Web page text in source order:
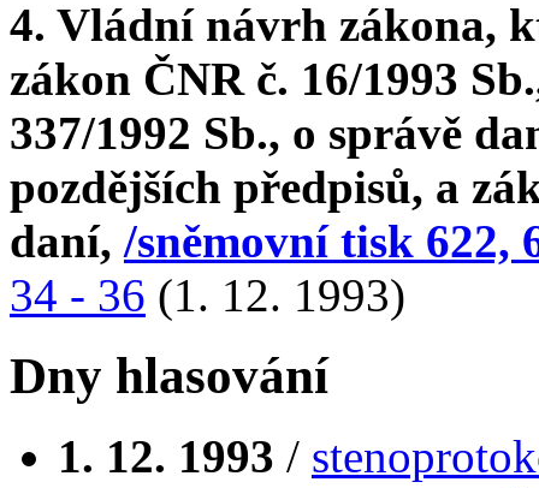
4. Vládní návrh zákona,
zákon ČNR č. 16/1993
337/1992 Sb., o správě
pozdějších předpisů, a
daní, /sněmovní tisk 622,
34 - 36 (1. 12. 1993)
Dny hlasování
1. 12. 1993 /